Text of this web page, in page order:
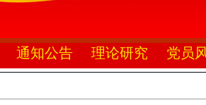
通知公告 理论研究 党员